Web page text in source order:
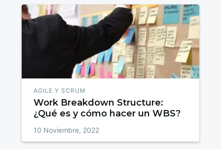
AGILE Y SCRUM
Work Breakdown Structure:
¿Qué es y cómo hacer un WBS?
10 Noviembre, 2022